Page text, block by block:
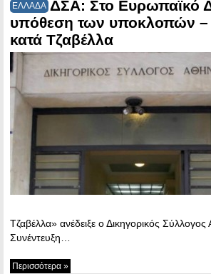
ΕΛΛΑΔΑ ΔΣΑ: Στο Ευρωπαϊκό
υπόθεση των υποκλοπών –
κατά Τζαβέλλα
Τζαβέλλα» ανέδειξε ο Δικηγορικός
Συνέντευξη…
Περισσότερα »